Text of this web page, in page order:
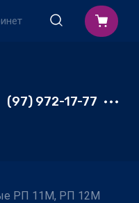
(97) 972-17-77
РП 11М, РП 12М